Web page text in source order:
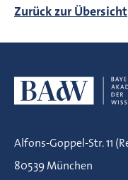
Zurück zur Übersicht
Alfons-Goppel-Str. 11
80539 München